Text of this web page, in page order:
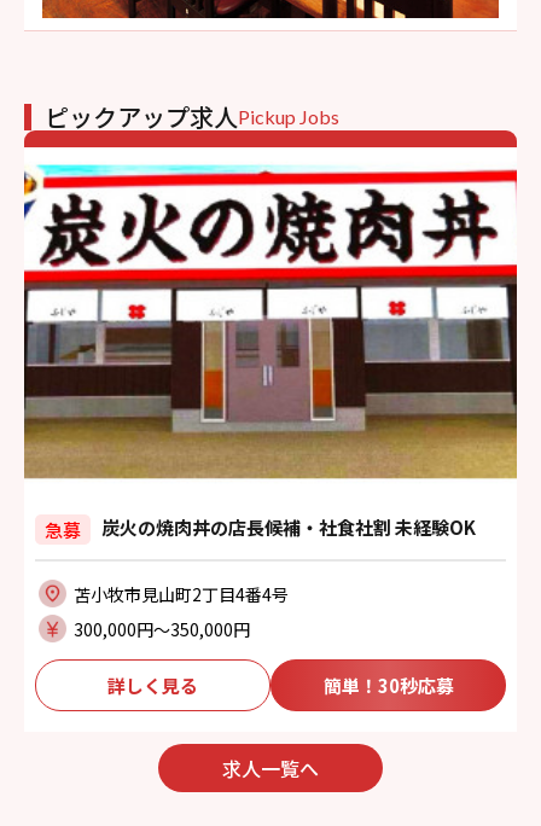
ピックアップ求人Pickup Jobs
急募 炭火の焼肉丼の店長候補・社食社割 未経験OK
苫小牧市見山町2丁目4番4号
300,000円〜350,000円
詳しく見る 簡単！30秒応募
求人一覧へ